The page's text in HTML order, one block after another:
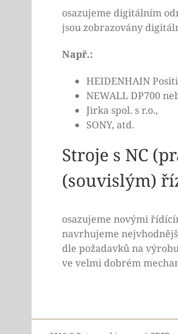
osazujeme digitálním
jsou zobrazovány
Např.:
HEIDENHAIN
NEWALL DP700
Jirka spol. s r.o.,
SONY, atd.
Stroje s NC
(souvislým)
osazujeme novými
navrhujeme
dle požadavků na
ve velmi dobrém